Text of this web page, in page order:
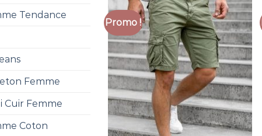
Tendance
Femme
Cuir Femme
Coton
Promo !